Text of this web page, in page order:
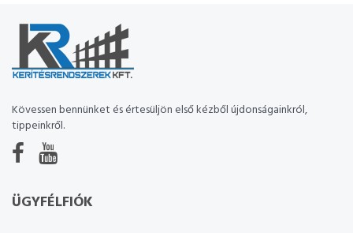
Kövessen bennünket és értesüljön első kézből újdonságainkról,
tippeinkről.
ÜGYFÉLFIÓK